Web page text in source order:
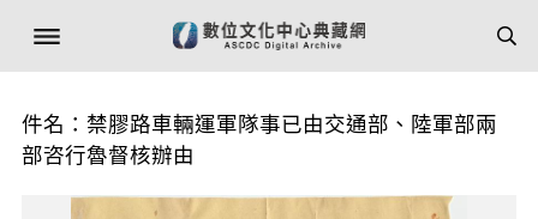
件名：禁膠路車輛運軍隊事已由交通部、陸軍部兩
部咨行魯督核辦由